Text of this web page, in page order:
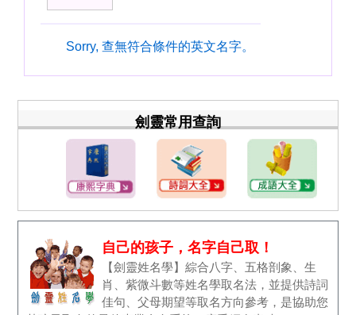
Sorry, 查無符合條件的英文名字。
劍靈常用查詢
自己的孩子，名字自己取！
【劍靈姓名學】綜合八字、五格剖象、生
肖、紫微斗數等姓名學取名法，並提供詩詞
佳句、父母期望等取名方向參考，是協助您